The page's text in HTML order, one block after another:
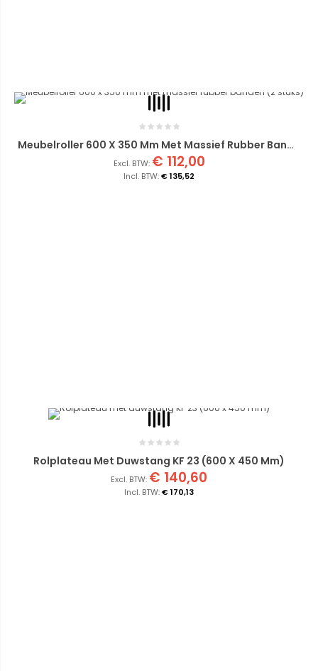
Meubelroller 600 X 350 Mm Met Massief Rubber Banden (2 Stuks)
€ 135,52
€ 112,00
Rolplateau Met Duwstang KF 23 (600 X 450 Mm)
€ 170,13
€ 140,60